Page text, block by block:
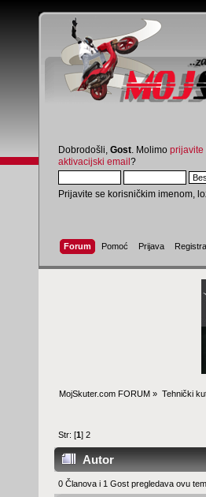
Dobrodošli, Gost . Molimo prijavite
aktivacijski email?
Prijavite se korisničkim imenom,
Forum Pomoć Prijava
MojSkuter.com FORUM » Tehnički
Str: [1]2
Autor
0 Članova i 1 Gost pregledava ovu